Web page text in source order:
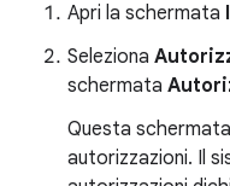
Apri la schermata
Seleziona
schermata
Questa
autorizzazioni. Il